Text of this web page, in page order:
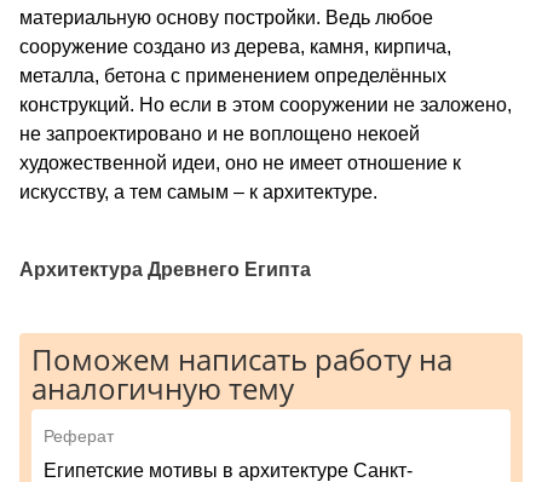
материальную основу постройки. Ведь любое
сооружение создано из дерева, камня, кирпича,
металла, бетона с применением определённых
конструкций. Но если в этом сооружении не заложено,
не запроектировано и не воплощено некоей
художественной идеи, оно не имеет отношение к
искусству, а тем самым – к архитектуре.
Архитектура Древнего Египта
Поможем написать работу на
аналогичную тему
Реферат
Египетские мотивы в архитектуре Санкт-